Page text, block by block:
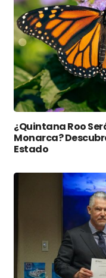
¿Quintana Roo
Monarca?
Estado